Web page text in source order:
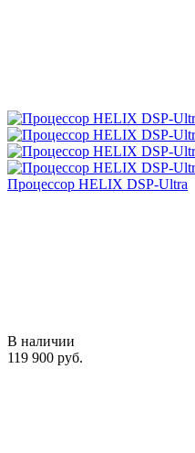
Процессор HELIX DSP-Ultra
В наличии
119 900 руб.